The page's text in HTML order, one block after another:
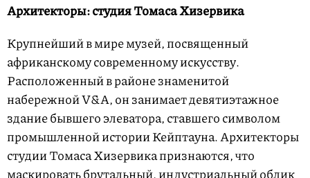
Архитекторы: студия Томаса Хизервика
Крупнейший в мире музей, посвященный
африканскому современному искусству.
Расположенный в районе знаменитой
набережной V&A, он занимает девятиэтажное
здание бывшего элеватора, ставшего символом
промышленной истории Кейптауна. Архитекторы
студии Томаса Хизервика признаются, что
маскировать брутальный, индустриальный облик